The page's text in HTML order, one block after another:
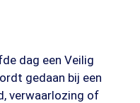
dag een Veilig
gedaan bij een
verwaarlozing of